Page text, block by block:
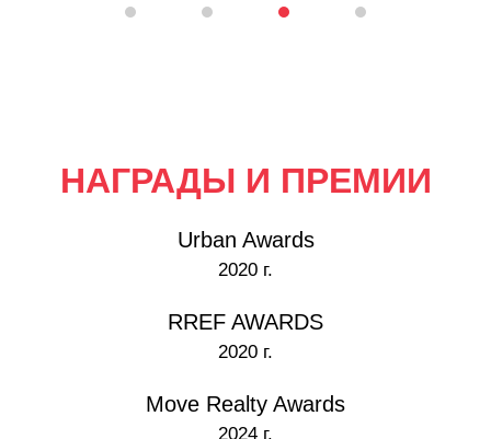
НАГРАДЫ И ПРЕМИИ
Urban Awards
2020 г.
RREF AWARDS
2020 г.
Move Realty Awards
2024 г.